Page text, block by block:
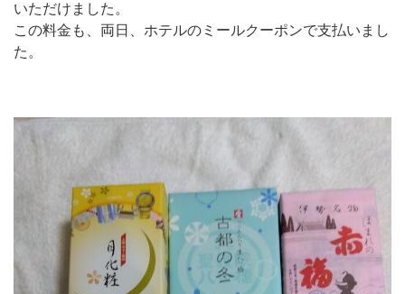
いただけました。
この料金も、両日、ホテルのミールクーポンで支払いまし
た。